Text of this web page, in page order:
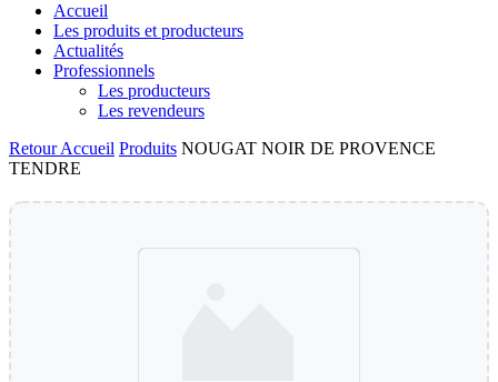
Accueil
Les produits et producteurs
Actualités
Professionnels
Les producteurs
Les revendeurs
RetourAccueil Produits NOUGAT NOIR DE PROVENCE
TENDRE